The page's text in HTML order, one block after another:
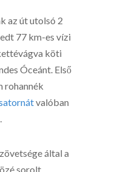
az út utolsó 2
77 km-es vízi
köti
Óceánt. Első
rohannék
valóban
által a
sorolt